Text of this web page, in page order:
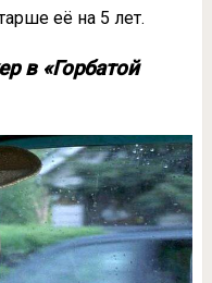
её на 5 лет.
в «Горбатой